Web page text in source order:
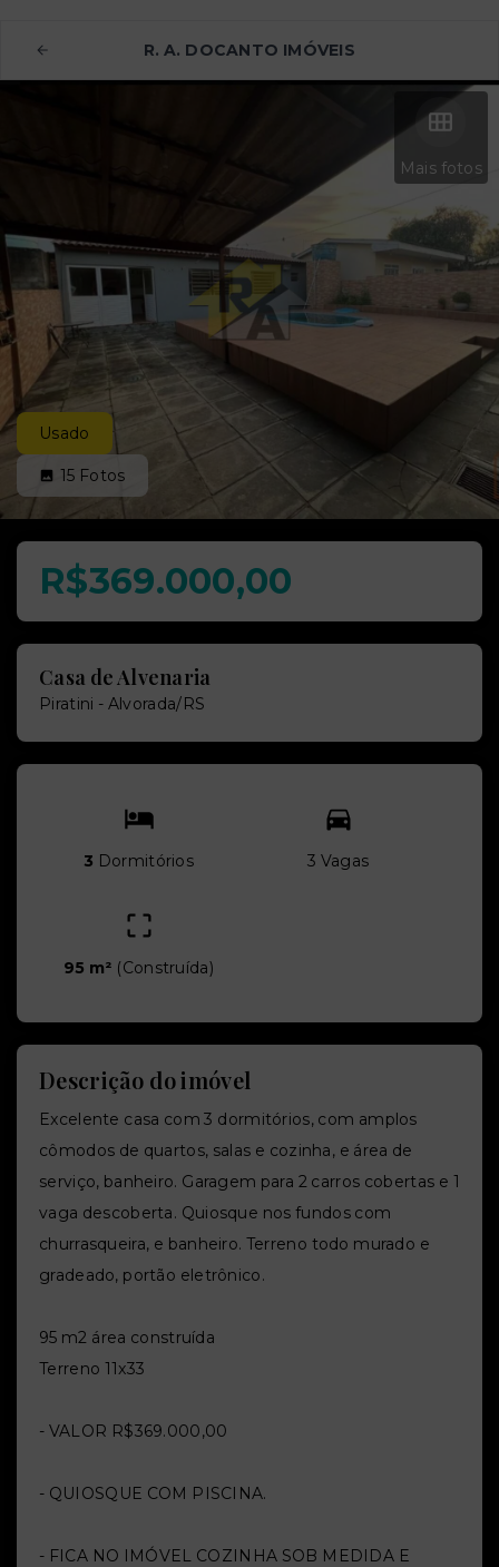
R. A. DOCANTO IMÓVEIS
Mais fotos
Usado
15 Fotos
R$369.000,00
Casa de Alvenaria
Piratini - Alvorada/RS
3 Dormitórios 3 Vagas
95 m² (Construída)
Descrição do imóvel
Excelente casa com 3 dormitórios, com amplos
cômodos de quartos, salas e cozinha, e área de
serviço, banheiro. Garagem para 2 carros cobertas e 1
vaga descoberta. Quiosque nos fundos com
churrasqueira, e banheiro. Terreno todo murado e
gradeado, portão eletrônico.
95 m2 área construída
Terreno 11x33
- VALOR R$369.000,00
- QUIOSQUE COM PISCINA.
- FICA NO IMÓVEL COZINHA SOB MEDIDA E